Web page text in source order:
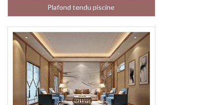
Plafond tendu piscine